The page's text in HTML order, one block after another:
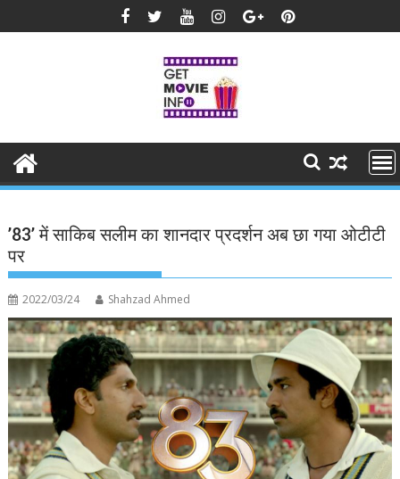
to
’83’ में साकिब सलीम का शानदार प्रदर्शन अब छा गया ओटीटी
पर
2022/03/24 Shahzad Ahmed